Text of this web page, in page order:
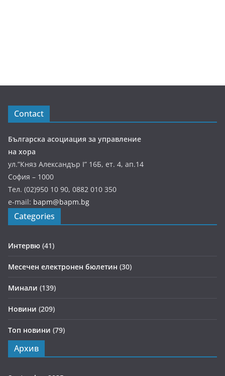
Contact
Българска асоциация за управление
на хора
ул.”Княз Александър І” 16Б, ет. 4, ап.14
София – 1000
Тел. (02)950 10 90, 0882 010 350
e-mail: bapm@bapm.bg
Categories
Интервю (41)
Месечен електронен бюлетин (30)
Минали (139)
Новини (209)
Топ новини (79)
Архив